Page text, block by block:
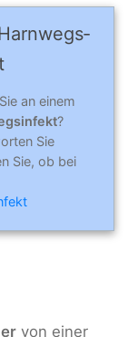
an einem
?
Sie
Sie, ob bei
von einer